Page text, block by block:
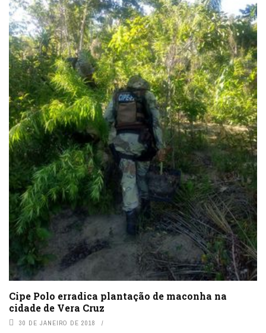
Cipe Polo erradica plantação de maconha na
cidade de Vera Cruz
30 DE JANEIRO DE 2018